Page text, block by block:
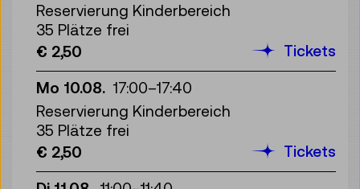
Reservierung Kinderbereich
35 Plätze frei
€ 2,50
Tickets
Mo 10.08. 17:00–17:40
Reservierung Kinderbereich
35 Plätze frei
€ 2,50
Tickets